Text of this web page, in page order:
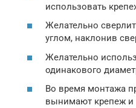
использовать
Желательно
углом, наклонив
Желательно
одинакового
Во время монтажа
вынимают крепеж и